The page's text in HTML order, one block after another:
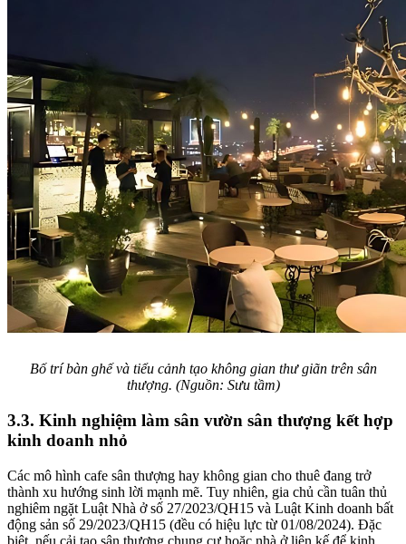
Bố trí bàn ghế và tiểu cảnh tạo không gian thư giãn trên sân
thượng. (Nguồn: Sưu tầm)
3.3. Kinh nghiệm làm sân vườn sân thượng kết hợp
kinh doanh nhỏ
Các mô hình cafe sân thượng hay không gian cho thuê đang trở
thành xu hướng sinh lời mạnh mẽ. Tuy nhiên, gia chủ cần tuân thủ
nghiêm ngặt Luật Nhà ở số 27/2023/QH15 và Luật Kinh doanh bất
động sản số 29/2023/QH15 (đều có hiệu lực từ 01/08/2024). Đặc
biệt, nếu cải tạo sân thượng chung cư hoặc nhà ở liên kế để kinh